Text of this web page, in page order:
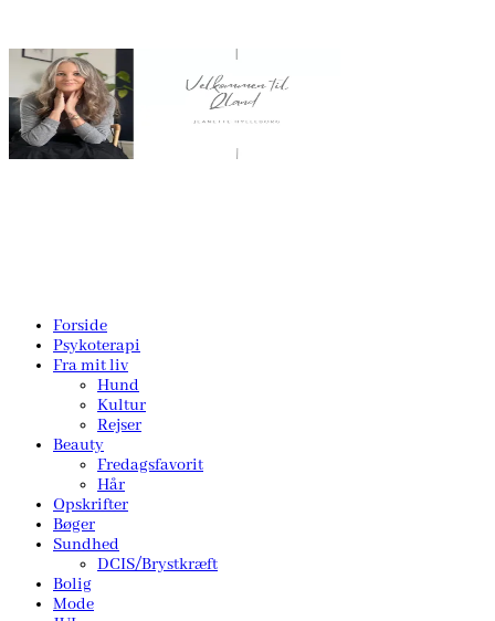
Forside
Psykoterapi
Fra mit liv
Hund
Kultur
Rejser
Beauty
Fredagsfavorit
Hår
Opskrifter
Bøger
Sundhed
DCIS/Brystkræft
Bolig
Mode